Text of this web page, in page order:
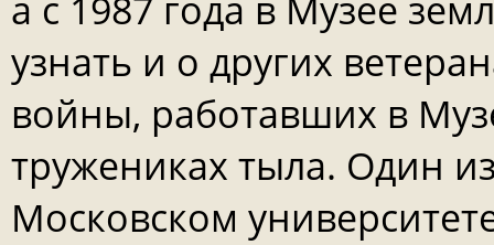
узнать и о других
войны, работавших в
тружениках тыла. Один
Московском